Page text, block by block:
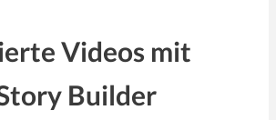
Videos mit
Builder